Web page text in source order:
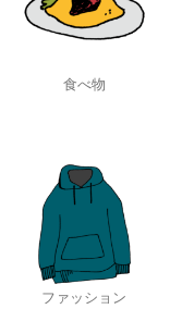
食べ物
ファッション